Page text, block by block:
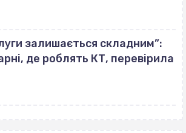
залишається складним”:
де роблять КТ, перевірила